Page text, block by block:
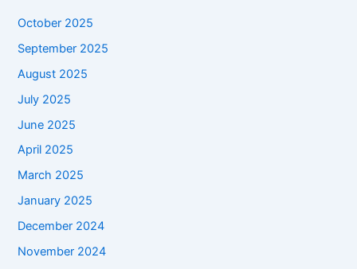
October 2025
September 2025
August 2025
July 2025
June 2025
April 2025
March 2025
January 2025
December 2024
November 2024